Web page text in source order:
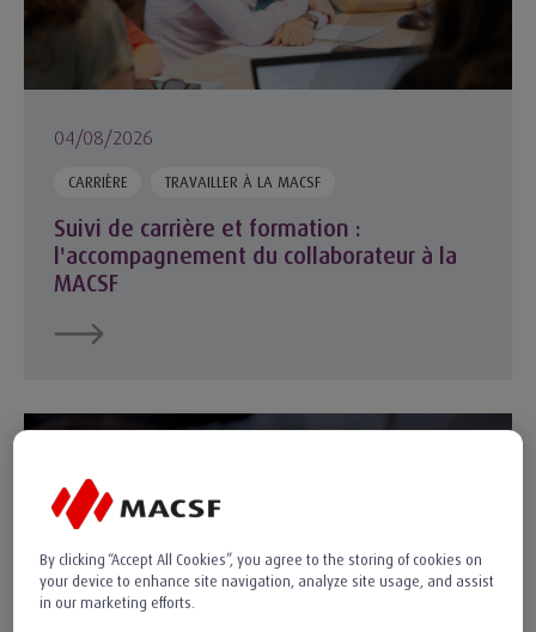
04/08/2026
CARRIÈRE TRAVAILLER À LA MACSF
Suivi de carrière et formation :
l'accompagnement du collaborateur à la
MACSF
Cybersécurité en santé : quels défis pour un secteur déjà
By clicking “Accept All Cookies”, you agree to the storing of cookies on
your device to enhance site navigation, analyze site usage, and assist
in our marketing efforts.